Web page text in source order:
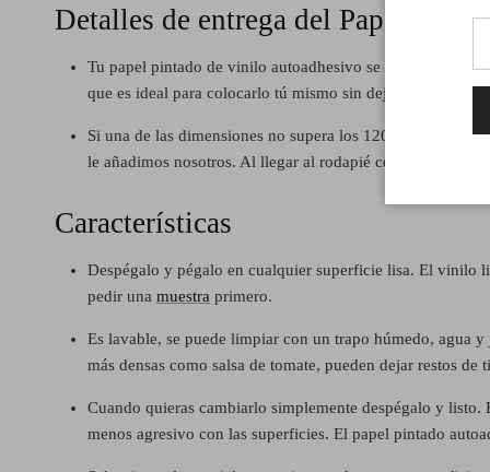
Detalles de entrega del Papel
Tu papel pintado de vinilo autoadhesivo se envía en
que es ideal para colocarlo tú mismo sin dejar ni una sola
Si una de las dimensiones no supera los 120 cm se
le añadimos nosotros. Al llegar al rodapié cortas y listo.
Características
Despégalo y pégalo en cualquier superficie lisa. El vinilo
pedir una muestra primero.
Es lavable, se puede limpiar con un trapo húmedo, agua
más densas como salsa de tomate, pueden dejar restos
Cuando quieras cambiarlo simplemente despégalo y
menos agresivo con las superficies. El papel pintado